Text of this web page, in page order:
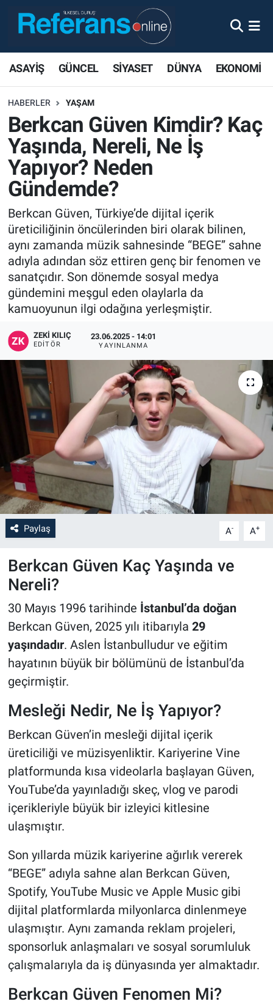
ASAYİŞ GÜNCEL SİYASET DÜNYA EKONOMİ
HABERLER YAŞAM
Berkcan Güven Kimdir? Kaç
Yaşında, Nereli, Ne İş
Yapıyor? Neden
Gündemde?
Berkcan Güven, Türkiye’de dijital içerik
üreticiliğinin öncülerinden biri olarak bilinen,
aynı zamanda müzik sahnesinde “BEGE” sahne
adıyla adından söz ettiren genç bir fenomen ve
sanatçıdır. Son dönemde sosyal medya
gündemini meşgul eden olaylarla da
kamuoyunun ilgi odağına yerleşmiştir.
ZEKI KILIÇ
EDITÖR
23.06.2025 - 14:01
YAYINLANMA
Paylaş A- A+
Berkcan Güven Kaç Yaşında ve
Nereli?
30 Mayıs 1996 tarihinde İstanbul’da doğan
Berkcan Güven, 2025 yılı itibarıyla 29
yaşındadır. Aslen İstanbulludur ve eğitim
hayatının büyük bir bölümünü de İstanbul’da
geçirmiştir.
Mesleği Nedir, Ne İş Yapıyor?
Berkcan Güven’in mesleği dijital içerik
üreticiliği ve müzisyenliktir. Kariyerine Vine
platformunda kısa videolarla başlayan Güven,
YouTube’da yayınladığı skeç, vlog ve parodi
içerikleriyle büyük bir izleyici kitlesine
ulaşmıştır.
Son yıllarda müzik kariyerine ağırlık vererek
“BEGE” adıyla sahne alan Berkcan Güven,
Spotify, YouTube Music ve Apple Music gibi
dijital platformlarda milyonlarca dinlenmeye
ulaşmıştır. Aynı zamanda reklam projeleri,
sponsorluk anlaşmaları ve sosyal sorumluluk
çalışmalarıyla da iş dünyasında yer almaktadır.
Berkcan Güven Fenomen Mi?